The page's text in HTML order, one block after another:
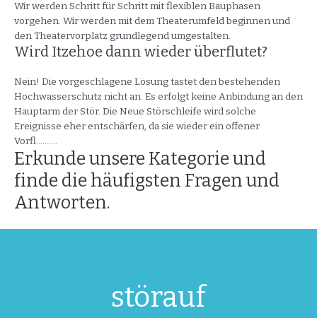
Wir werden Schritt für Schritt mit flexiblen Bauphasen
vorgehen. Wir werden mit dem Theaterumfeld beginnen und
den Theatervorplatz grundlegend umgestalten.
Wird Itzehoe dann wieder überflutet?
Nein! Die vorgeschlagene Lösung tastet den bestehenden
Hochwasserschutz nicht an. Es erfolgt keine Anbindung an den
Hauptarm der Stör. Die Neue Störschleife wird solche
Ereignisse eher entschärfen, da sie wieder ein offener
Vorfl..........
Erkunde unsere Kategorie und
finde die häufigsten Fragen und
Antworten.
störauf